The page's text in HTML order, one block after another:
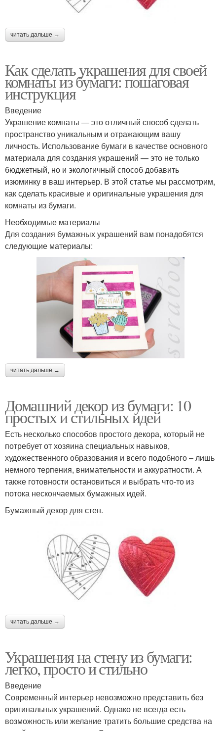
читать дальше →
Как сделать украшения для своей
комнаты из бумаги: пошаговая
инструкция
Введение
Украшение комнаты — это отличный способ сделать
пространство уникальным и отражающим вашу
личность. Использование бумаги в качестве основного
материала для создания украшений — это не только
бюджетный, но и экологичный способ добавить
изюминку в ваш интерьер. В этой статье мы рассмотрим,
как сделать красивые и оригинальные украшения для
комнаты из бумаги.
Необходимые материалы
Для создания бумажных украшений вам понадобятся
следующие материалы:
читать дальше →
Домашний декор из бумаги: 10
простых и стильных идей
Есть несколько способов простого декора, который не
потребует от хозяина специальных навыков,
художественного образования и всего подобного – лишь
немного терпения, внимательности и аккуратности. А
также готовности остановиться и выбрать что-то из
потока нескончаемых бумажных идей.
Бумажный декор для стен.
читать дальше →
Украшения на стену из бумаги:
легко, просто и стильно
Введение
Современный интерьер невозможно представить без
оригинальных украшений. Однако не всегда есть
возможность или желание тратить большие средства на